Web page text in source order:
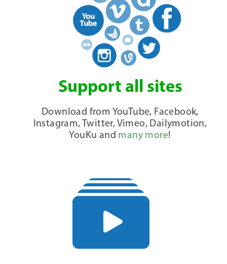
Support all sites
Download from YouTube, Facebook,
Instagram, Twitter, Vimeo, Dailymotion,
YouKu and many more!